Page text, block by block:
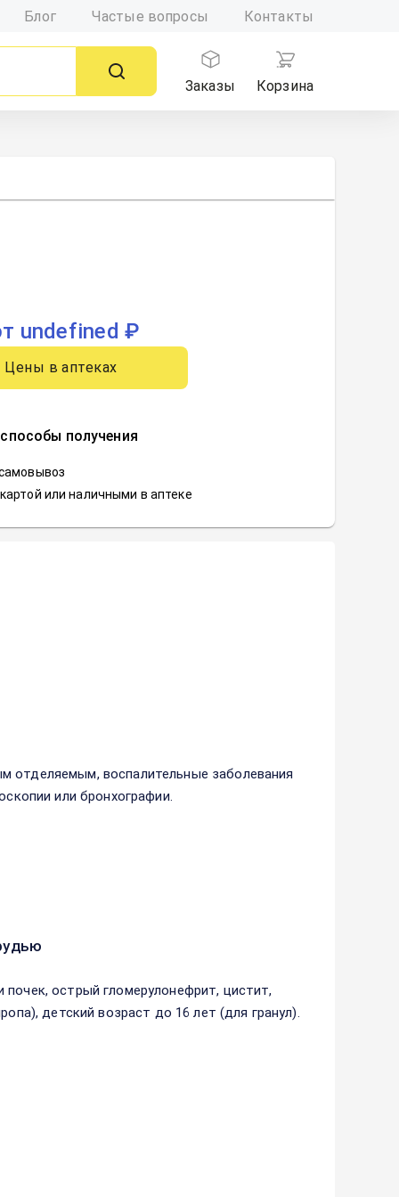
Блог Частые вопросы Контакты
Заказы
Корзина
undefined ₽
Цены в аптеках
получения
или наличными в аптеке
отделяемым, воспалительные заболевания
или бронхографии.
острый гломерулонефрит, цистит,
детский возраст до 16 лет (для гранул).